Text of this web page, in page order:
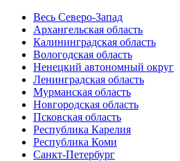
Весь Северо-Запад
Архангельская область
Калининградская область
Вологодская область
Ненецкий автономный округ
Ленинградская область
Мурманская область
Новгородская область
Псковская область
Республика Карелия
Республика Коми
Санкт-Петербург